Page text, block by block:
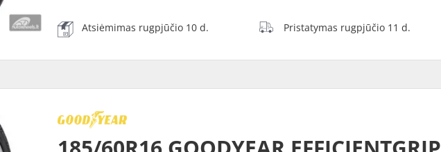
Atsiėmimas rugpjūčio 10 d. Pristatymas rugpjūčio 11 d.